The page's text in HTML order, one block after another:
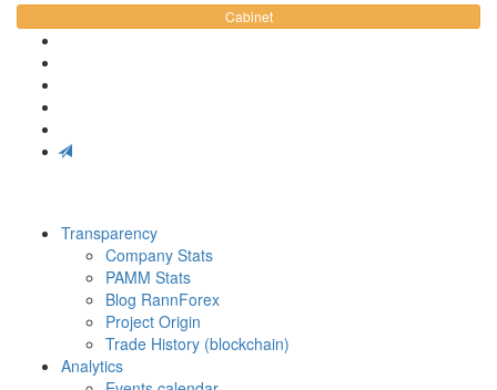
Cabinet
Transparency
Company Stats
PAMM Stats
Blog RannForex
Project Origin
Trade History (blockchain)
Analytics